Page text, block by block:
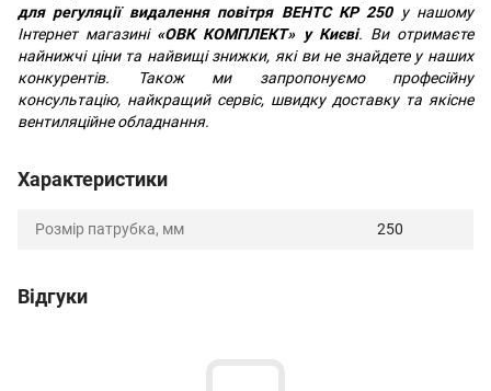
для регуляції видалення повітря ВЕНТС КР 250у нашому
Інтернет магазині «ОВК КОМПЛЕКТ» у Києві. Ви отримаєте
найнижчі ціни та найвищі знижки, які ви не знайдете у наших
конкурентів. Також ми запропонуємо професійну
консультацію, найкращий сервіс, швидку доставку та якісне
вентиляційне обладнання.
Характеристики
Розмір патрубка, мм 250
Відгуки